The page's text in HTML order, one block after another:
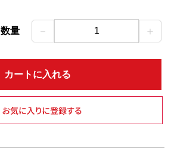
数量 － 1 ＋
カートに入れる